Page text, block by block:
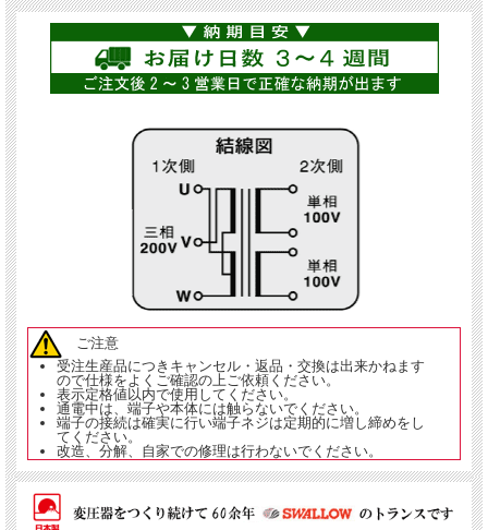
ご注意
受注生産品につきキャンセル・返品・交換は出来かねます
ので仕様をよくご確認の上ご依頼ください。
表示定格値以内で使用してください。
通電中は、端子や本体には触らないでください。
端子の接続は確実に行い端子ネジは定期的に増し締めをし
てください。
改造、分解、自家での修理は行わないでください。